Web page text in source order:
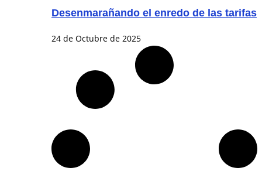
Desenmarañando el enredo de las tarifas
24 de Octubre de 2025